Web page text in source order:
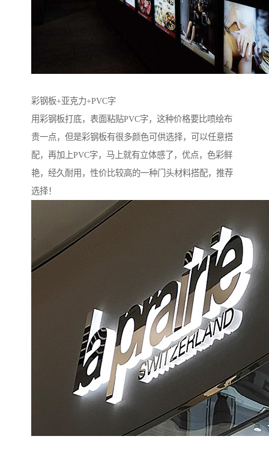
彩钢板+亚克力+PVC字
用彩钢板打底，表面粘贴PVC字，这种价格要比喷绘布
贵一点，但是彩钢板有很多颜色可供选择，可以任意搭
配，再加上PVC字，马上就有立体感了，优点，色彩鲜
艳，经久耐用，性价比较高的一种门头材料搭配，推荐
选择！